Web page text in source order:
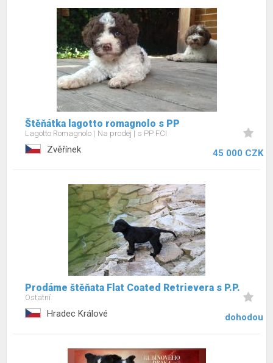
Štěňátka lagotto romagnolo s PP
Lagotto Romagnolo Na prodej s PP FCI
Zvěřínek 45 000 CZK
Prodáme štěňata Flat Coated Retrievera s P.P.
Ostatní
Hradec Králové dohodou